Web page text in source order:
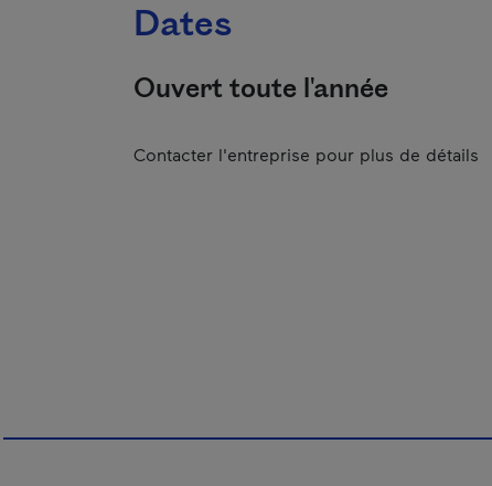
Dates
Ouvert toute l'année
Contacter l'entreprise pour plus de détails